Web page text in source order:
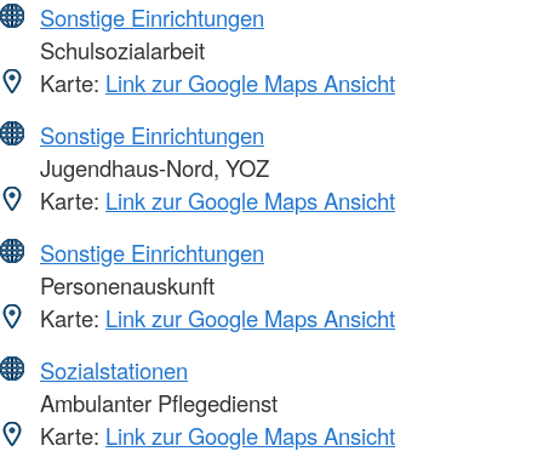
Sonstige Einrichtungen
Schulsozialarbeit
Karte: Link zur Google Maps Ansicht
Sonstige Einrichtungen
Jugendhaus-Nord, YOZ
Karte: Link zur Google Maps Ansicht
Sonstige Einrichtungen
Personenauskunft
Karte: Link zur Google Maps Ansicht
Sozialstationen
Ambulanter Pflegedienst
Karte: Link zur Google Maps Ansicht